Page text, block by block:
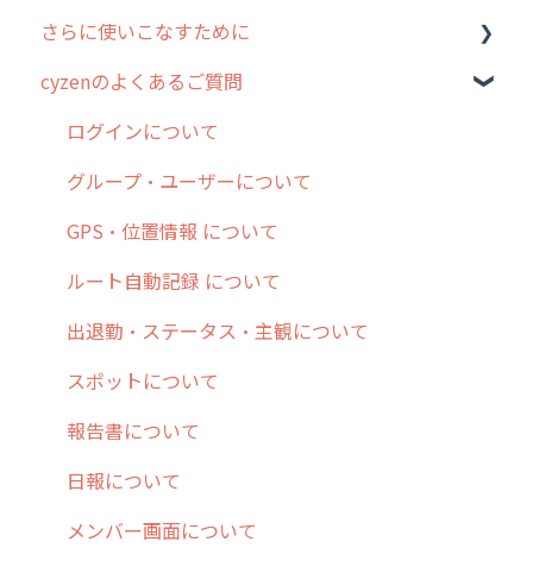
3. cyzenの位置情報取得について
4. cyzen利用前の準備：システム管理者編
5. 基本的な使い方：システム管理者編
6. 基本的な使い方：ユーザー編
7. 初心者向けよくある質問集
8. 用語集
9. もっと便利に利用するための設定
10.ユーザー向けおすすめの使い方
【業界業種別】cyzen設定方法
行動管理
予定管理
スポット
ステータス・主観
報告書・行動種別
勤怠管理
活動通知
パフォーマンス
帳票出力
メッセージ・ファイル添付
商品
ホーム画面
スポット
報告閲覧
予定
日報
履歴
メンバー
メッセージ
パフォーマンス
外部リンク
お知らせ
行動管理
勤怠管理
予定管理
スポット
ステータス・主観
報告書・行動種別
ユーザー・グループ管理
メッセージ機能
活動通知
内線電話
商品
さらに使いこなすために
はじめに
スポット・ステータス関連オプション
交通費自動計算
安全走行支援
写真管理・高画質化
ダッシュボード（BI）・パフォーマンス
連携オプション
その他オプション
IP接続制限・端末認証設定
契約・その他
cyzenのよくあるご質問
ログインについて
グループ・ユーザーについて
GPS・位置情報 について
ルート自動記録 について
出退勤・ステータス・主観について
スポットについて
報告書について
日報について
メンバー画面について